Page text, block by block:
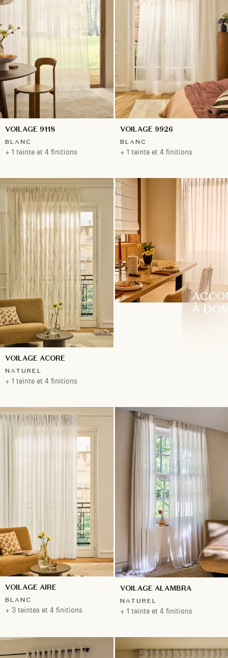
VOILAGE 9118
BLANC
+ 1 teinte et 4 finitions
VOILAGE 9926
BLANC
+ 1 teinte et 4 finitions
VOILAGE ACORE
NATUREL
+ 1 teinte et 4 finitions
À
VOILAGE AIRE
BLANC
+ 3 teintes et 4 finitions
VOILAGE ALAMBRA
NATUREL
+ 1 teinte et 4 finitions